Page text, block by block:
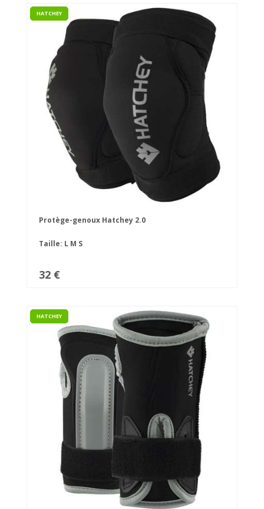
HATCHEY
Protège-genoux Hatchey 2.0
Taille: L M S
32 €
HATCHEY